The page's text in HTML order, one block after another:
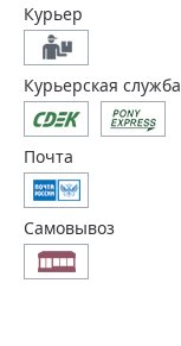
Курьер
Курьерская служба
Почта
Самовывоз